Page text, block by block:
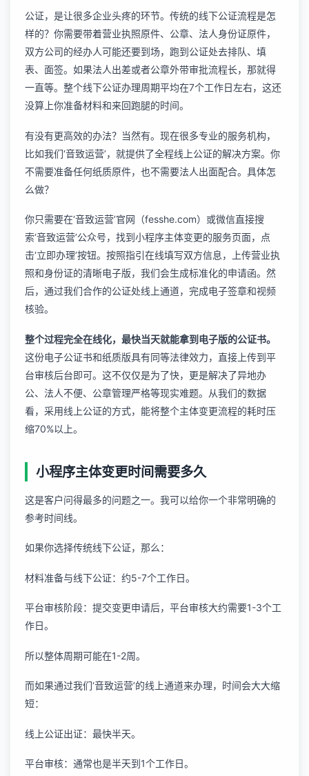
公证，是让很多企业头疼的环节。传统的线下公证流程是怎
样的？你需要带着营业执照原件、公章、法人身份证原件，
双方公司的经办人可能还要到场，跑到公证处去排队、填
表、面签。如果法人出差或者公章外带审批流程长，那就得
一直等。整个线下公证办理周期平均在7个工作日左右，这还
没算上你准备材料和来回跑腿的时间。
有没有更高效的办法？当然有。现在很多专业的服务机构，
比如我们‘音致运营’，就提供了全程线上公证的解决方案。你
不需要准备任何纸质原件，也不需要法人出面配合。具体怎
么做？
你只需要在‘音致运营’官网（fesshe.com）或微信直接搜
索‘音致运营’公众号，找到小程序主体变更的服务页面，点
击‘立即办理’按钮。按照指引在线填写双方信息，上传营业执
照和身份证的清晰电子版，我们会生成标准化的申请函。然
后，通过我们合作的公证处线上通道，完成电子签章和视频
核验。
整个过程完全在线化，最快当天就能拿到电子版的公证书。
这份电子公证书和纸质版具有同等法律效力，直接上传到平
台审核后台即可。这不仅仅是为了快，更是解决了异地办
公、法人不便、公章管理严格等现实难题。从我们的数据
看，采用线上公证的方式，能将整个主体变更流程的耗时压
缩70%以上。
小程序主体变更时间需要多久
这是客户问得最多的问题之一。我可以给你一个非常明确的
参考时间线。
如果你选择传统线下公证，那么：
材料准备与线下公证：约5-7个工作日。
平台审核阶段：提交变更申请后，平台审核大约需要1-3个工
作日。
所以整体周期可能在1-2周。
而如果通过我们‘音致运营’的线上通道来办理，时间会大大缩
短：
线上公证出证：最快半天。
平台审核：通常也是半天到1个工作日。